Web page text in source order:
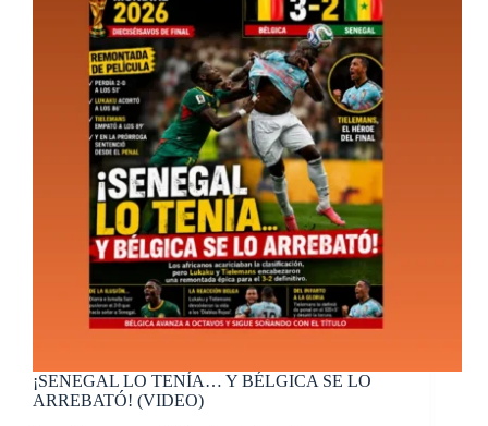
¡SENEGAL LO TENÍA… Y BÉLGICA SE LO
ARREBATÓ! (VIDEO)